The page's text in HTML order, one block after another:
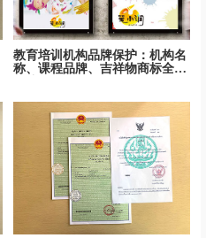
教育培训机构品牌保护：机构名
称、课程品牌、吉祥物商标全面